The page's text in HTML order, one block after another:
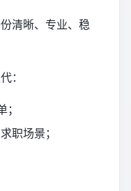
清晰、专业、稳
：
职场景；